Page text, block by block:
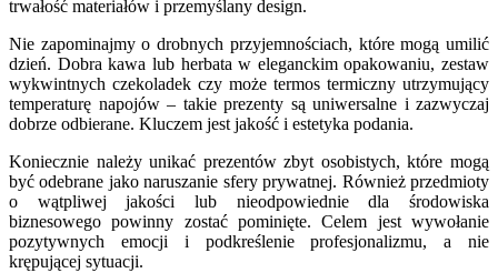
trwałość materiałów i przemyślany design.
Nie zapominajmy o drobnych przyjemnościach, które mogą umilić
dzień. Dobra kawa lub herbata w eleganckim opakowaniu, zestaw
wykwintnych czekoladek czy może termos termiczny utrzymujący
temperaturę napojów – takie prezenty są uniwersalne i zazwyczaj
dobrze odbierane. Kluczem jest jakość i estetyka podania.
Koniecznie należy unikać prezentów zbyt osobistych, które mogą
być odebrane jako naruszanie sfery prywatnej. Również przedmioty
o wątpliwej jakości lub nieodpowiednie dla środowiska
biznesowego powinny zostać pominięte. Celem jest wywołanie
pozytywnych emocji i podkreślenie profesjonalizmu, a nie
krępującej sytuacji.